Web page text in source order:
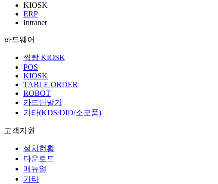
KIOSK
ERP
Intranet
하드웨어
찍빵 KIOSK
POS
KIOSK
TABLE ORDER
ROBOT
카드단말기
기타(KDS/DID/소모품)
고객지원
설치현황
다운로드
매뉴얼
기타